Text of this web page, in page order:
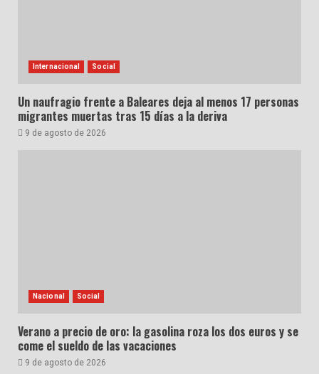
Internacional Social
Un naufragio frente a Baleares deja al menos 17 personas
migrantes muertas tras 15 días a la deriva
9 de agosto de 2026
Nacional Social
Verano a precio de oro: la gasolina roza los dos euros y se
come el sueldo de las vacaciones
9 de agosto de 2026